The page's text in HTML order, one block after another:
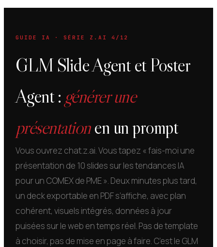
GUIDE IA · SÉRIE Z.AI 4/12
GLM Slide Agent et Poster
Agent : générer une
présentationen un prompt
Vous ouvrez chat.z.ai. Vous tapez « fais-moi une
présentation de 10 slides sur les tendances IA
pour un COMEX de PME ». Deux minutes plus tard,
un deck exportable en PDF s’affiche, avec plan
cohérent, visuels intégrés, données à jour
puisées sur le web en temps réel. Pas de template
à choisir, pas de mise en page à faire. C’est le GLM